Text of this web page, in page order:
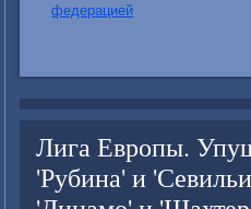
федерацией
Лига Европы.
'Рубина' и